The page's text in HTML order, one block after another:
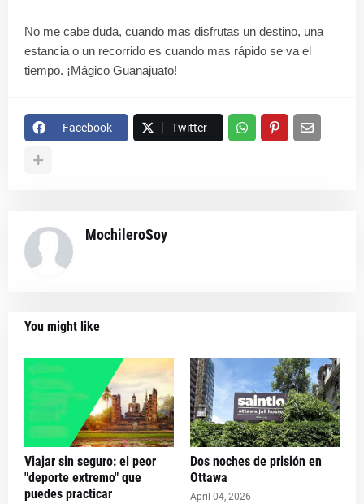
No me cabe duda, cuando mas disfrutas un destino, una
estancia o un recorrido es cuando mas rápido se va el
tiempo. ¡Mágico Guanajuato!
Facebook Twitter
MochileroSoy
You might like
Viajar sin seguro: el peor
"deporte extremo" que
puedes practicar
Dos noches de prisión en
Ottawa
April 04, 2026